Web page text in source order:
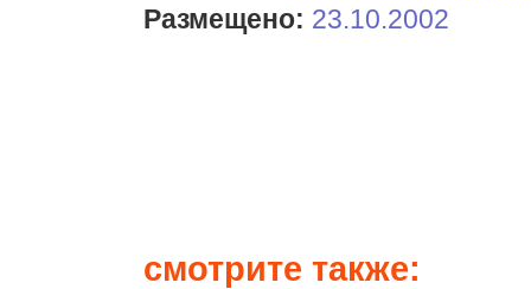
Размещено: 23.10.2002
смотрите также: